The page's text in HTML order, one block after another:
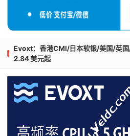
Evoxt：香港CMI/日本软银/美国/英
2.84 美元起